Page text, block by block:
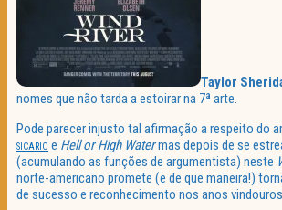
Taylor
nomes que não tarda a estoirar na 7ª arte.
Pode parecer injusto tal afirmação a respeito do
SICARIO e Hell or High Watermas depois de se
(acumulando as funções de argumentista) neste
norte-americano promete (e de que maneira!)
de sucesso e reconhecimento nos anos